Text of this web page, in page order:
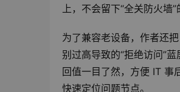
上，不会留下“全关防火墙”
为了兼容老设备，作者还
别过高导致的“拒绝访问”
回值一目了然，方便 IT 事
快速定位问题节点。